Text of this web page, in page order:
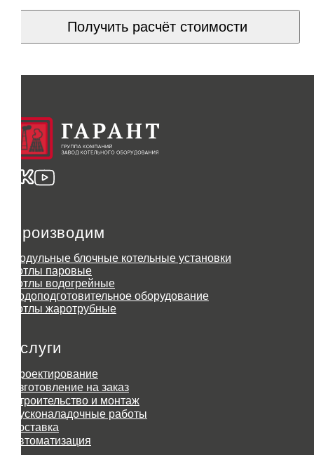
Получить расчёт стоимости
Производим
Модульные блочные котельные установки
Котлы паровые
Котлы водогрейные
Водоподготовительное оборудование
Котлы жаротрубные
Услуги
Проектирование
Изготовление на заказ
Строительство и монтаж
Пусконаладочные работы
Доставка
Автоматизация